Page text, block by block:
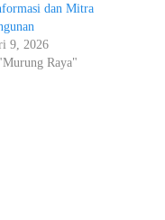
dan Mitra
9, 2026
Raya"